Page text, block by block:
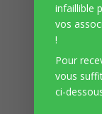
infaillible
vos
!
Pour
vous
ci-